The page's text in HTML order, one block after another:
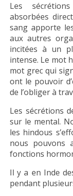
Les
absorbées
sang apporte
aux autres
incitées à un
intense. Le mot
mot grec qui
ont le pouvoir
de l’obliger à
Les sécrétions
sur le mental.
les hindous
nous pouvons
fonctions
Il y a en Inde
pendant